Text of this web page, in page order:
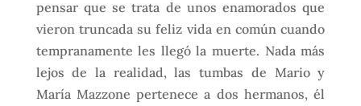
pensar que se trata de unos enamorados que
vieron truncada su feliz vida en común cuando
tempranamente les llegó la muerte. Nada más
lejos de la realidad, las tumbas de Mario y
María Mazzone pertenece a dos hermanos, él